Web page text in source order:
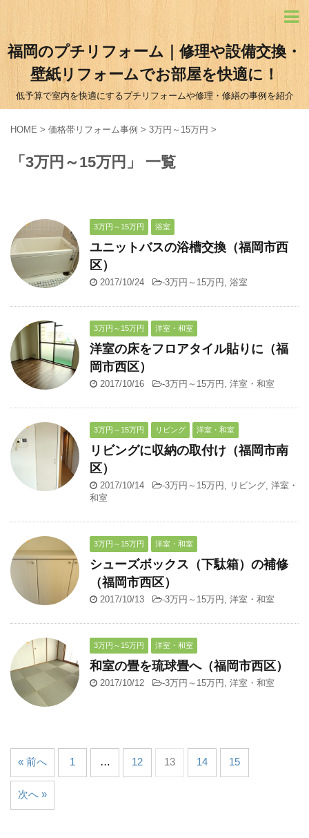
福岡のプチリフォーム｜修理や設備交換・
壁紙リフォームでお部屋を快適に！
低予算で室内を快適にするプチリフォームや修理・修繕の事例を紹介
HOME > 価格帯リフォーム事例 > 3万円～15万円 >
「3万円～15万円」 一覧
3万円～15万円 浴室
ユニットバスの浴槽交換（福岡市西
区）
2017/10/24 -3万円～15万円 浴室
3万円～15万円 洋室・和室
洋室の床をフロアタイル貼りに（福
岡市西区）
2017/10/16 -3万円～15万円 洋室・和室
3万円～15万円 リビング 洋室・和室
リビングに収納の取付け（福岡市南
区）
2017/10/14 -3万円～15万円 リビング 洋室・
和室
3万円～15万円 洋室・和室
シューズボックス（下駄箱）の補修
（福岡市西区）
2017/10/13 -3万円～15万円 洋室・和室
3万円～15万円 洋室・和室
和室の畳を琉球畳へ（福岡市西区）
2017/10/12 -3万円～15万円 洋室・和室
« 前へ 1 … 12 13 14 15
次へ »